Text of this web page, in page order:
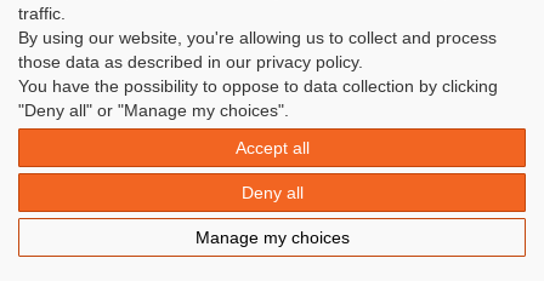
© 2020 UFOLEP . All rights reserved | Design by
traffic.
By using our website, you're allowing us to collect and process
those data as described in our privacy policy.
You have the possibility to oppose to data collection by clicking
"Deny all" or "Manage my choices".
Accept all
Deny all
Manage my choices